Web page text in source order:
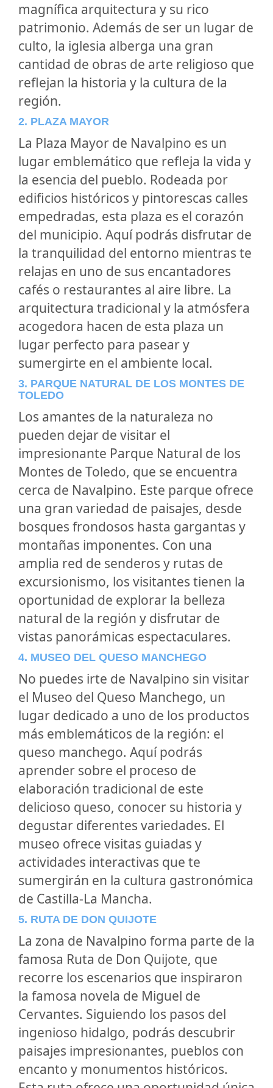
magnífica arquitectura y su rico
patrimonio. Además de ser un lugar de
culto, la iglesia alberga una gran
cantidad de obras de arte religioso que
reflejan la historia y la cultura de la
región.
2. PLAZA MAYOR
La Plaza Mayor de Navalpino es un
lugar emblemático que refleja la vida y
la esencia del pueblo. Rodeada por
edificios históricos y pintorescas calles
empedradas, esta plaza es el corazón
del municipio. Aquí podrás disfrutar de
la tranquilidad del entorno mientras te
relajas en uno de sus encantadores
cafés o restaurantes al aire libre. La
arquitectura tradicional y la atmósfera
acogedora hacen de esta plaza un
lugar perfecto para pasear y
sumergirte en el ambiente local.
3. PARQUE NATURAL DE LOS MONTES DE
TOLEDO
Los amantes de la naturaleza no
pueden dejar de visitar el
impresionante Parque Natural de los
Montes de Toledo, que se encuentra
cerca de Navalpino. Este parque ofrece
una gran variedad de paisajes, desde
bosques frondosos hasta gargantas y
montañas imponentes. Con una
amplia red de senderos y rutas de
excursionismo, los visitantes tienen la
oportunidad de explorar la belleza
natural de la región y disfrutar de
vistas panorámicas espectaculares.
4. MUSEO DEL QUESO MANCHEGO
No puedes irte de Navalpino sin visitar
el Museo del Queso Manchego, un
lugar dedicado a uno de los productos
más emblemáticos de la región: el
queso manchego. Aquí podrás
aprender sobre el proceso de
elaboración tradicional de este
delicioso queso, conocer su historia y
degustar diferentes variedades. El
museo ofrece visitas guiadas y
actividades interactivas que te
sumergirán en la cultura gastronómica
de Castilla-La Mancha.
5. RUTA DE DON QUIJOTE
La zona de Navalpino forma parte de la
famosa Ruta de Don Quijote, que
recorre los escenarios que inspiraron
la famosa novela de Miguel de
Cervantes. Siguiendo los pasos del
ingenioso hidalgo, podrás descubrir
paisajes impresionantes, pueblos con
encanto y monumentos históricos.